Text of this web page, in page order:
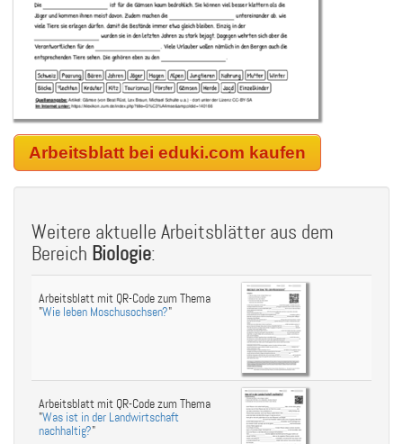
Arbeitsblatt bei eduki.com kaufen
Weitere aktuelle Arbeitsblätter aus dem
Bereich Biologie:
Arbeitsblatt mit QR-Code zum Thema
"Wie leben Moschusochsen?"
Arbeitsblatt mit QR-Code zum Thema
"Was ist in der Landwirtschaft
nachhaltig?"